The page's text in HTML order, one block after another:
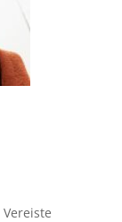
Vereiste